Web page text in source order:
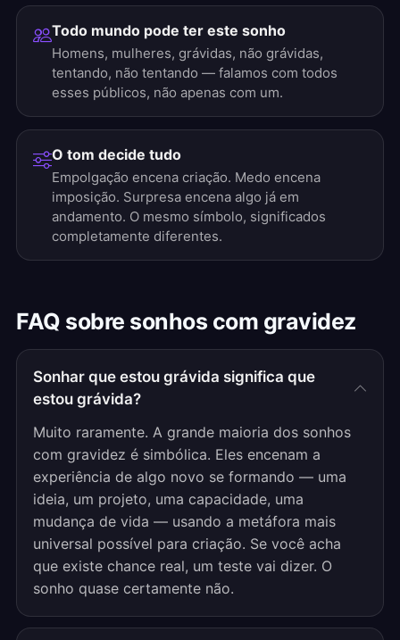
Todo mundo pode ter este sonho
Homens, mulheres, grávidas, não grávidas,
tentando, não tentando — falamos com todos
esses públicos, não apenas com um.
O tom decide tudo
Empolgação encena criação. Medo encena
imposição. Surpresa encena algo já em
andamento. O mesmo símbolo, significados
completamente diferentes.
FAQ sobre sonhos com gravidez
Sonhar que estou grávida significa que
estou grávida?
Muito raramente. A grande maioria dos sonhos
com gravidez é simbólica. Eles encenam a
experiência de algo novo se formando — uma
ideia, um projeto, uma capacidade, uma
mudança de vida — usando a metáfora mais
universal possível para criação. Se você acha
que existe chance real, um teste vai dizer. O
sonho quase certamente não.